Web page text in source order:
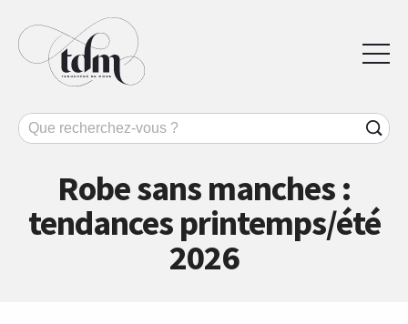
Robe sans manches :
tendances printemps/été
2026